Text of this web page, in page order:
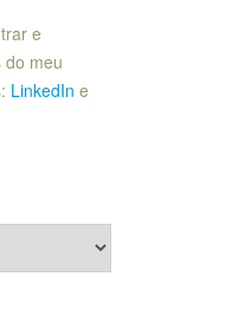
e
do meu
LinkedIn e